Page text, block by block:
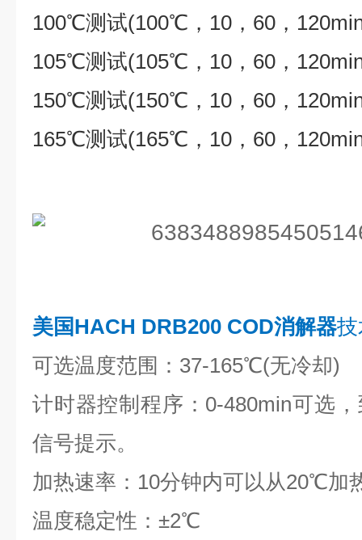
100℃测试(100℃，10，60，
105℃测试(105℃，10，60，
150℃测试(150℃，10，60，
165℃测试(165℃，10，60，
美国HACH DRB200 COD消解器
可选温度范围：37-165℃(无冷却)
计时器控制程序：0-480min可选
信号提示。
加热速率：10分钟内可以从20℃加
温度稳定性：±2℃